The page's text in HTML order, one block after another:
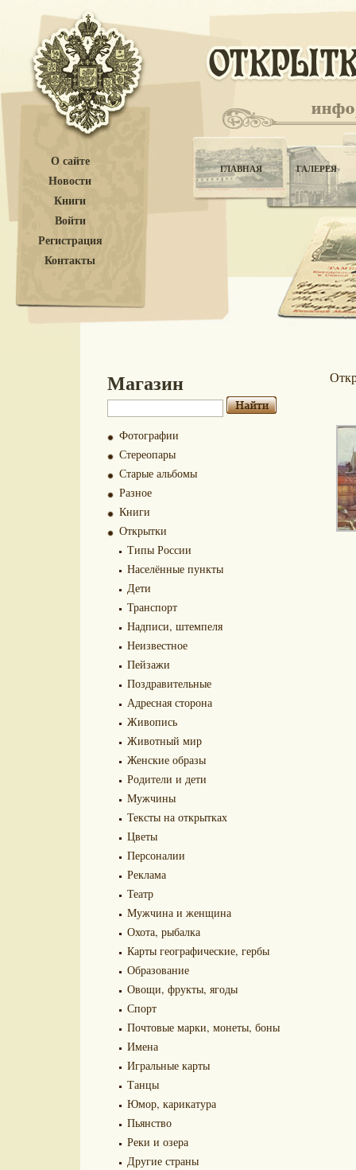
О сайте
Новости
Книги
Войти
Регистрация
Контакты
ГЛАВНАЯ ГАЛЕРЕЯ
Магазин
Фотографии
Стереопары
Старые альбомы
Разное
Книги
Открытки
Типы России
Населённые пункты
Дети
Транспорт
Надписи, штемпеля
Неизвестное
Пейзажи
Поздравительные
Адресная сторона
Живопись
Животный мир
Женские образы
Родители и дети
Мужчины
Тексты на открытках
Цветы
Персоналии
Реклама
Театр
Мужчина и женщина
Охота, рыбалка
Карты географические, гербы
Образование
Овощи, фрукты, ягоды
Спорт
Почтовые марки, монеты, боны
Имена
Игральные карты
Танцы
Юмор, карикатура
Пьянство
Реки и озера
Другие страны